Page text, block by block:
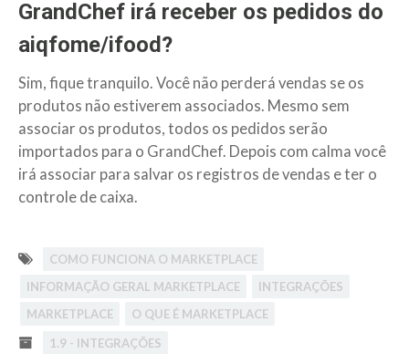
GrandChef irá receber os pedidos do
aiqfome/ifood?
Sim, fique tranquilo. Você não perderá vendas se os
produtos não estiverem associados. Mesmo sem
associar os produtos, todos os pedidos serão
importados para o GrandChef. Depois com calma você
irá associar para salvar os registros de vendas e ter o
controle de caixa.
COMO FUNCIONA O MARKETPLACE
INFORMAÇÃO GERAL MARKETPLACE
INTEGRAÇÕES
MARKETPLACE
O QUE É MARKETPLACE
1.9 - INTEGRAÇÕES